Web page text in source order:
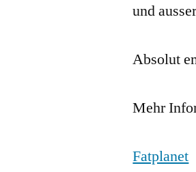
und
Absolut
Mehr
Fatplanet